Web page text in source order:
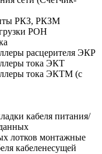
РКЗ, РКЗМ
РОН
расцерителя ЭКР
тока ЭКТ
тока ЭКТМ (с
кабеля питания/
лотков монтажные
кабеленесущей